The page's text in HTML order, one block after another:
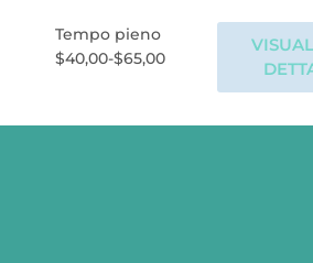
Tempo pieno
$40,00-$65,00